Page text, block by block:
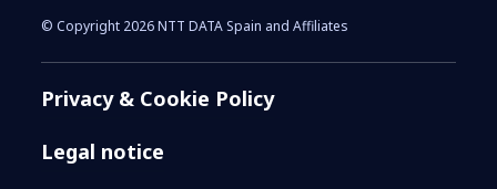
© Copyright 2026 NTT DATA Spain and Affiliates
Privacy & Cookie Policy
Legal notice